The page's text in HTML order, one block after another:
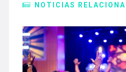
NOTICIAS